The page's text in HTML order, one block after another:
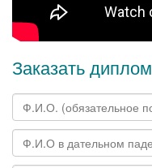
Заказать диплом